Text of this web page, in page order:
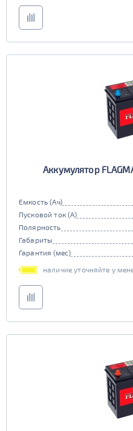
Аккумулятор
Емкость (Ач)
Пусковой ток (А)
Полярность
Габариты
Гарантия (мес)
наличие уточняйте у